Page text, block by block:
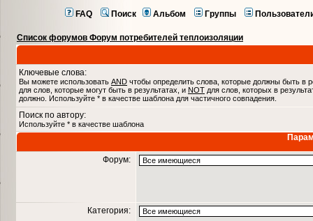
FAQ Поиск Альбом Группы
Список форумов Форум потребителей теплоизоляции
Ключевые слова:
Вы можете использовать AND чтобы определить слова, которые должны быть в
для слов, которые могут быть в результатах, и NOT для слов, которых в
должно. Используйте * в качестве шаблона для частичного совпадения.
Поиск по автору:
Используйте * в качестве шаблона
Форум:
Категория: